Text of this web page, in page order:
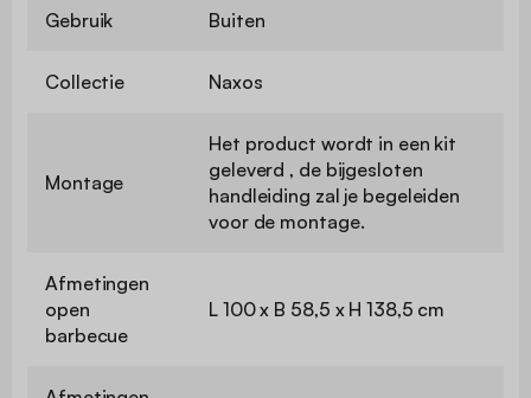
Gebruik Buiten
Collectie Naxos
Montage
Het product wordt in een kit
geleverd , de bijgesloten
handleiding zal je begeleiden
voor de montage.
Afmetingen
open
barbecue
L 100 x B 58,5 x H 138,5 cm